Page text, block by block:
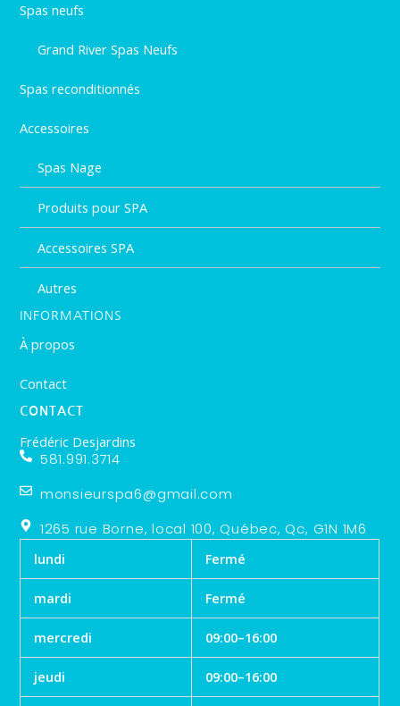
Spas neufs
Grand River Spas Neufs
Spas reconditionnés
Accessoires
Spas Nage
Produits pour SPA
Accessoires SPA
Autres
INFORMATIONS
À propos
Contact
CONTACT
Frédéric Desjardins
581.991.3714
monsieurspa6@gmail.com
1265 rue Borne, local 100, Québec, Qc, G1N 1M6
lundi Fermé
mardi Fermé
mercredi 09:00–16:00
jeudi 09:00–16:00